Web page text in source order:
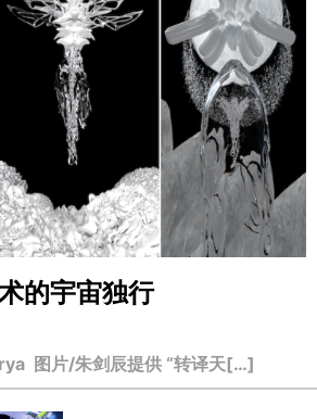
的宇宙独行
图片/朱剑辰提供 “转译天[…]